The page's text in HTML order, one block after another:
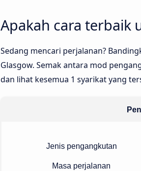
Apakah cara terbaik
Sedang mencari perjalanan?
Glasgow. Semak antara mod
dan lihat kesemua 1 syarikat yang
Jenis pengangkutan
Masa perjalanan